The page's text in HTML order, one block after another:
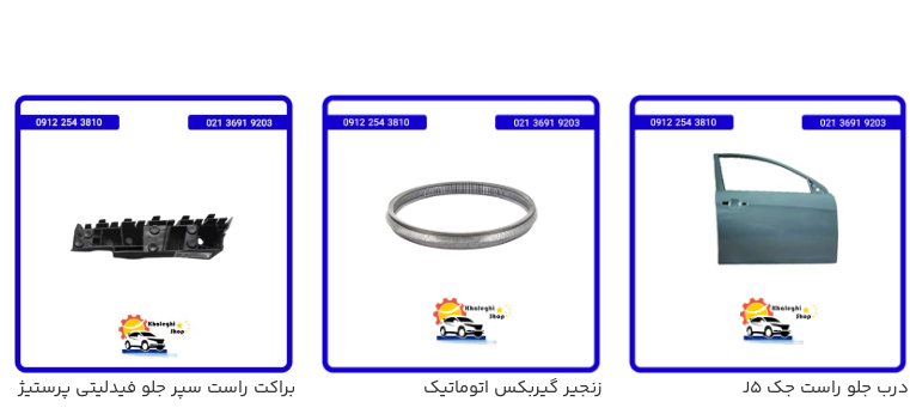
درب جلو راست جک J5
زنجیر گیربکس اتوماتیک
براکت راست سپر جلو فیدلیتی پرستیژ